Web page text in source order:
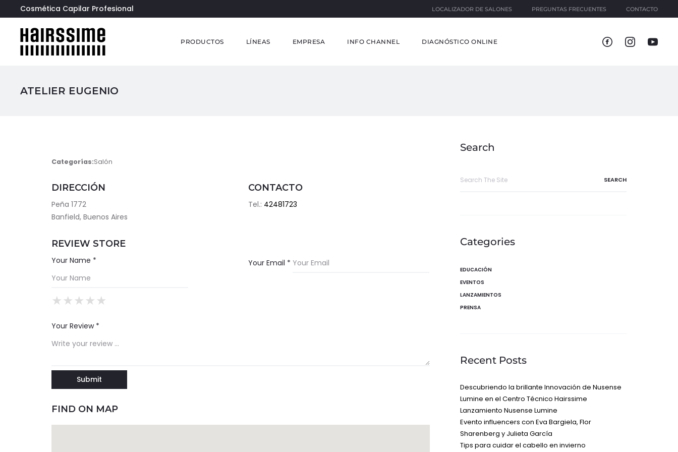
Cosmética Capilar Profesional LOCALIZADOR DE SALONES PREGUNTAS FRECUENTES CONTACTO
PRODUCTOS LÍNEAS EMPRESA INFO CHANNEL DIAGNÓSTICO ONLINE
ATELIER EUGENIO
Categorías:Salón
DIRECCIÓN
Peña 1772
Banfield, Buenos Aires
CONTACTO
Tel.: 42481723
REVIEW STORE
Your Name * Your Email *
★
★★
★★★
★★★★
★★★★★
Your Review *
FIND ON MAP
Search
Categories
EDUCACIÓN
EVENTOS
LANZAMIENTOS
PRENSA
Recent Posts
Descubriendo la brillante Innovación de Nusense
Lumine en el Centro Técnico Hairssime
Lanzamiento Nusense Lumine
Evento influencers con Eva Bargiela, Flor
Sharenberg y Julieta García
Tips para cuidar el cabello en invierno